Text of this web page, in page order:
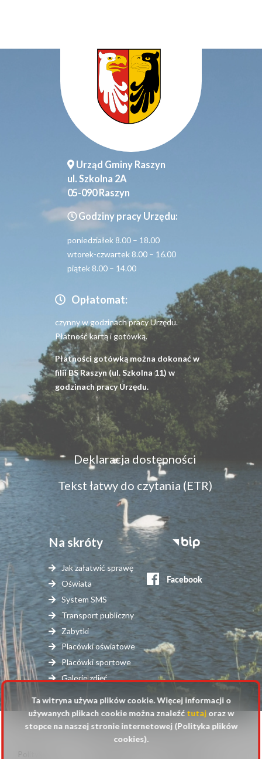
Urząd Gminy Raszyn
ul. Szkolna 2A
05-090 Raszyn
Godziny pracy Urzędu:
poniedziałek 8.00 – 18.00
wtorek-czwartek 8.00 – 16.00
piątek 8.00 – 14.00
Opłatomat:
czynny w godzinach pracy Urzędu.
Płatność kartą i gotówką.
Płatności gotówką można dokonać w
filii BS Raszyn (ul. Szkolna 11) w
godzinach pracy Urzędu.
Menu
dostępność
Deklaracja dostępności
Tekst łatwy do czytania (ETR)
Na skróty
Jak załatwić sprawę
Oświata
System SMS
Transport publiczny
Zabytki
Placówki oświatowe
Placówki sportowe
Galerie zdjęć
Stopka
serwisy
zewnętrzne
© 2025 Urząd Gminy Raszyn
Polityka
Ta witryna używa plików cookie. Więcej informacji o
używanych plikach cookie można znaleźć tutajoraz w
stopce na naszej stronie internetowej (Polityka plików
cookies).